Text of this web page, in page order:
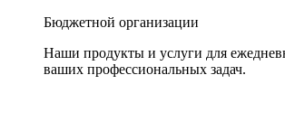
Бюджетной организации
Наши продукты и услуги для
ваших профессиональных задач.